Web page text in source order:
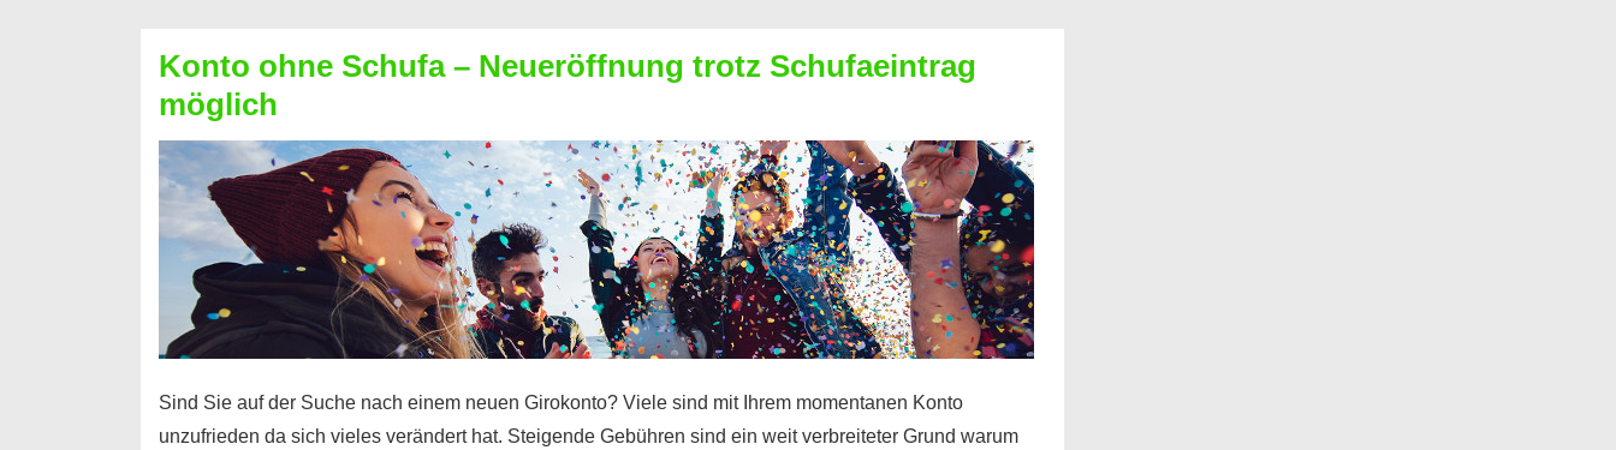
Sie
einen
Kredit
ohne
Einkommensnachweis
Konto ohne Schufa – Neueröffnung trotz Schufaeintrag
möglich
Sind Sie auf der Suche nach einem neuen Girokonto? Viele sind mit Ihrem momentanen Konto
unzufrieden da sich vieles verändert hat. Steigende Gebühren sind ein weit verbreiteter Grund warum